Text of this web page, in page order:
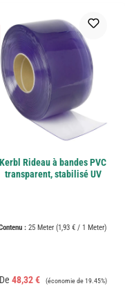
Kerbl Rideau à bandes PVC
transparent, stabilisé UV
: 25 Meter (1,93 € / 1 Meter)
Prix de vente :
De 48,32 € Prix régulier :
(économie de 19.45%)